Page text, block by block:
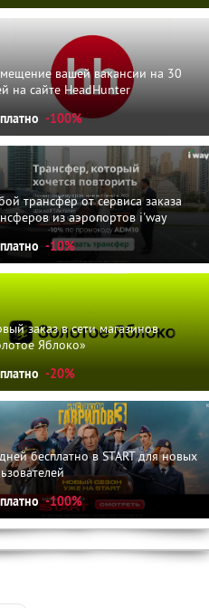
вашей вакансии на 30
на сайте HeadHunter
-100%
трансфер от сервиса заказа
из аэропортов i'way
-10%
заказ в сети магазинов
Яблоко»
-20%
бесплатно в START для новых
-100%